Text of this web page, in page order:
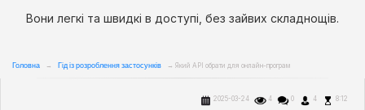
Вони легкі та швидкі в доступі, без зайвих складнощів.
Головна → Гід із розроблення застосунків → Який API обрати для онлайн-програм
2025-03-24 4 0 4 8:12